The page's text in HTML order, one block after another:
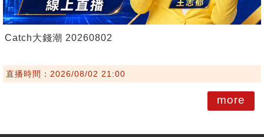
Catch大錢潮 20260802
直播時間：2026/08/02 21:00
more